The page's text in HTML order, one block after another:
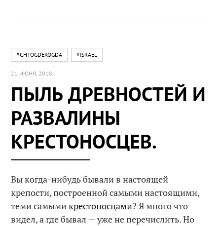
#CHTOGDEKOGDA #ISRAEL
21 ИЮНЯ, 2018
ПЫЛЬ ДРЕВНОСТЕЙ И
РАЗВАЛИНЫ
КРЕСТОНОСЦЕВ.
Вы когда-нибудь бывали в настоящей
крепости, построенной самыми настоящими,
теми самымикрестоносцами? Я много что
видел, а где бывал — уже не перечислить. Но